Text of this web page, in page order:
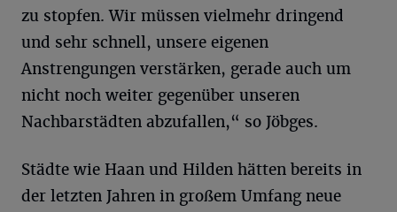
zu stopfen. Wir müssen vielmehr dringend
und sehr schnell, unsere eigenen
Anstrengungen verstärken, gerade auch um
nicht noch weiter gegenüber unseren
Nachbarstädten abzufallen,“ so Jöbges.
Städte wie Haan und Hilden hätten bereits in
der letzten Jahren in großem Umfang neue